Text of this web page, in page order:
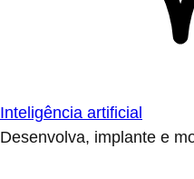
Inteligência artificial
Desenvolva, implante e